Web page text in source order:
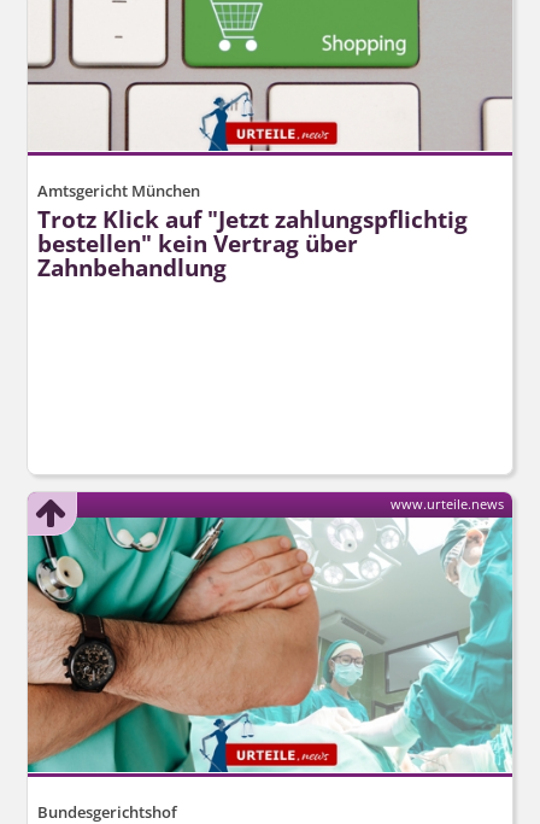
Amtsgericht München
Trotz Klick auf "Jetzt zahlungspflichtig
bestellen" kein Vertrag über
Zahnbehandlung
Bundesgerichtshof
www.urteile.news